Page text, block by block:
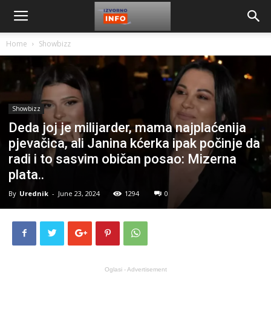
Home Showbizz
Showbizz
Deda joj je milijarder, mama najplaćenija
pjevačica, ali Janina kćerka ipak počinje da
radi i to sasvim običan posao: Mizerna
plata..
By Urednik - June 23, 2024 1294 0
Oglasi - Advertisement